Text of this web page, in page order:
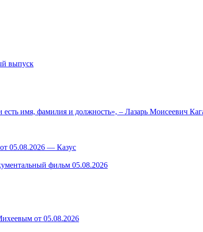
выпуск
имя, фамилия и должность», – Лазарь Моисеевич
05.08.2026 — Казус
фильм 05.08.2026
от 05.08.2026